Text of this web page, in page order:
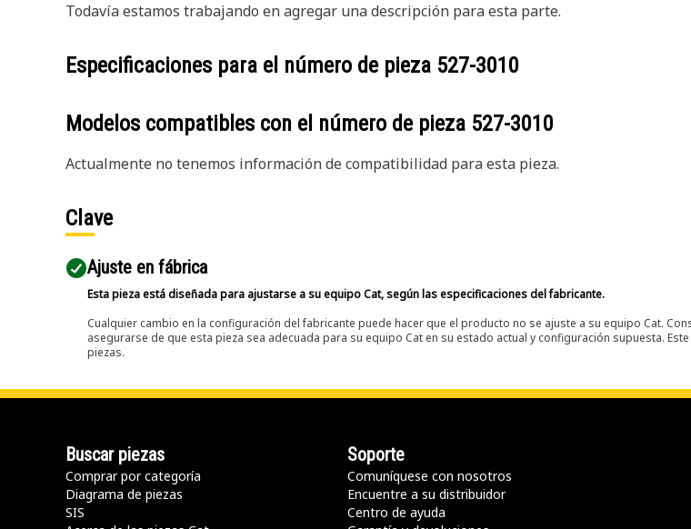
Todavía estamos trabajando en agregar una descripción para esta parte.
Especificaciones para el número de pieza 527-3010
Modelos compatibles con el número de pieza 527-3010
Actualmente no tenemos información de compatibilidad para esta pieza.
Clave
Ajuste en fábrica
Esta pieza está diseñada para ajustarse a su equipo Cat, según las especificaciones del fabricante.
Cualquier cambio en la configuración del fabricante puede hacer que el producto no se ajuste a su equipo Cat.
asegurarse de que esta pieza sea adecuada para su equipo Cat en su estado actual y configuración supuesta.
piezas.
Buscar piezas
Comprar por categoría
Diagrama de piezas
SIS
Soporte
Comuníquese con nosotros
Encuentre a su distribuidor
Centro de ayuda